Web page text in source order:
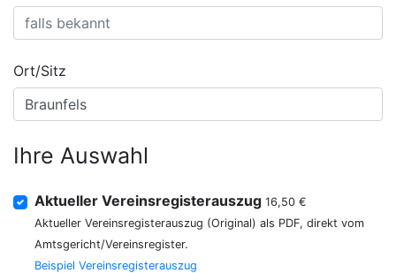
Ort/Sitz
Ihre Auswahl
Aktueller Vereinsregisterauszug 16,50 €
Aktueller Vereinsregisterauszug (Original) als PDF, direkt vom
Amtsgericht/Vereinsregister.
Beispiel Vereinsregisterauszug